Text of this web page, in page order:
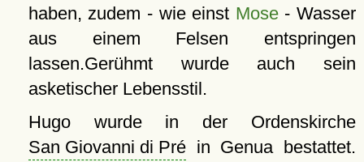
haben, zudem - wie einst Mose- Wasser
aus einem Felsen entspringen
lassen.Gerühmt wurde auch sein
asketischer Lebensstil.
Hugo wurde in der Ordenskirche
San Giovanni di Préin Genua bestattet.